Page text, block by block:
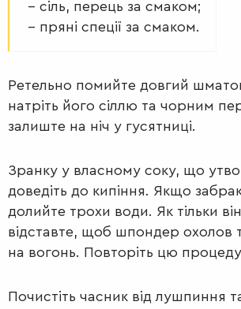
– сіль, перець за смаком;
– пряні спеції за смаком.
Ретельно помийте довгий
натріть його сіллю та чорним
залиште на ніч у гусятниці.
Зранку у власному соку, що
доведіть до кипіння. Якщо
долийте трохи води. Як тільки
відставте, щоб шпондер охолов
на вогонь. Повторіть цю
Почистіть часник від лушпиння